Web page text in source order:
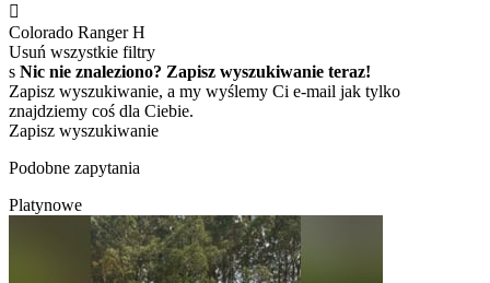

Colorado Ranger H
Usuń wszystkie filtry
s Nic nie znaleziono? Zapisz wyszukiwanie teraz!
Zapisz wyszukiwanie, a my wyślemy Ci e-mail jak tylko
znajdziemy coś dla Ciebie.
Zapisz wyszukiwanie
Podobne zapytania
Platynowe